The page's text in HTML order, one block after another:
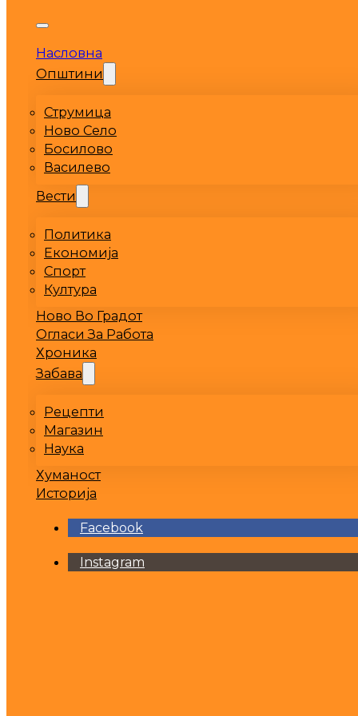
Насловна
Општини
Струмица
Ново Село
Босилово
Василево
Вести
Политика
Економија
Спорт
Култура
Ново Во Градот
Огласи За Работа
Хроника
Забава
Рецепти
Магазин
Наука
Хуманост
Историја
Facebook
Instagram